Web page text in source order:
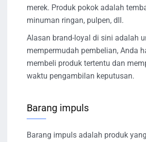
merek. Produk pokok adalah
minuman ringan, pulpen, dll.
Alasan brand-loyal di sini adalah
mempermudah pembelian, Anda
membeli produk tertentu dan
waktu pengambilan keputusan.
Barang impuls
Barang impuls adalah produk